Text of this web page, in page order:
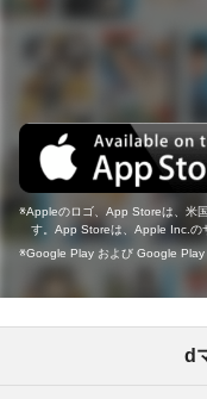
Appleのロゴ、App Storeは、米
す。App Storeは、Apple Inc.の
Google Play および Google Play
d